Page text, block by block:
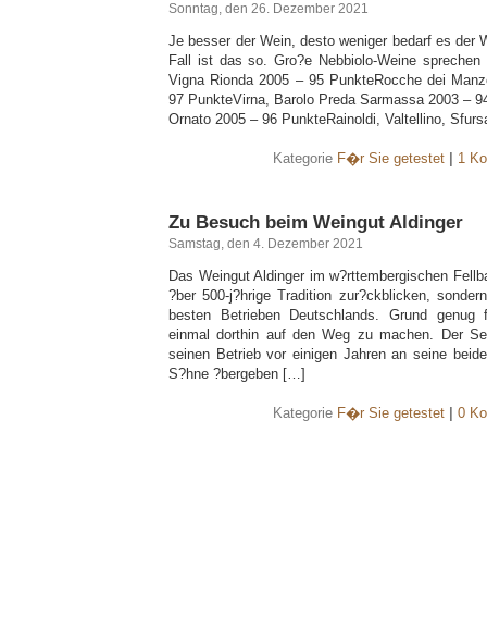
Sonntag, den 26. Dezember 2021
Je besser der Wein, desto weniger bedarf es der
Fall ist das so. Gro?e Nebbiolo-Weine
Vigna Rionda 2005 – 95 PunkteRocche dei
97 PunkteVirna, Barolo Preda Sarmassa 2003 –
Ornato 2005 – 96 PunkteRainoldi, Valtellino,
Kategorie F�r Sie getestet 1
Zu Besuch beim Weingut Aldinger
Samstag, den 4. Dezember 2021
Das Weingut Aldinger im w?rttembergischen
?ber 500-j?hrige Tradition zur?ckblicken,
besten Betrieben Deutschlands. Grund genug
einmal dorthin auf den Weg zu machen. Der
seinen Betrieb vor einigen Jahren an seine
S?hne ?bergeben […]
Kategorie F�r Sie getestet 0